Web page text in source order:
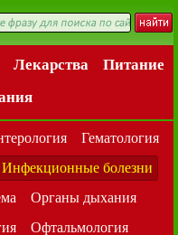
Лекарства
Питание
Гематология
Инфекционные болезни
Органы дыхания
Офтальмология